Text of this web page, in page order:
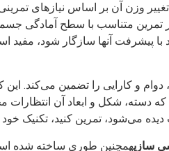
وزن آن بر اساس نیازهای
متناسب با سطح آمادگی
با پیشرفت آنها سازگار شود،
و کارایی را تضمین می‌کند.
دسته، شکل و ابعاد آن انتظارات
سازیهمچنین طوری ساخته شده